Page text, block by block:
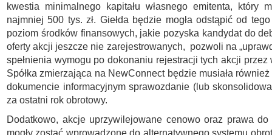
kwestia minimalnego kapitału własnego emitenta, który
najmniej 500 tys. zł. Giełda będzie mogła odstąpić od
poziom środków finansowych, jakie pozyska kandydat do
oferty akcji jeszcze nie zarejestrowanych, pozwoli na
spełnienia wymogu po dokonaniu rejestracji tych akcji przez
Spółka zmierzająca na NewConnect będzie musiała
dokumencie informacyjnym sprawozdanie (lub
za ostatni rok obrotowy.
Dodatkowo, akcje uprzywilejowane cenowo oraz prawa
mogły zostać wprowadzone do alternatywnego systemu